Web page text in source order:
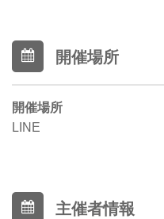
開催場所
開催場所
LINE
主催者情報